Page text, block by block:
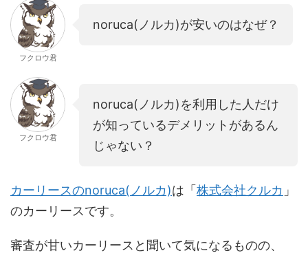
フクロウ君
noruca(ノルカ)が安いのはなぜ？
フクロウ君
noruca(ノルカ)を利用した人だけ
が知っているデメリットがあるん
じゃない？
カーリースのnoruca(ノルカ)は「 株式会社クルカ 」
のカーリースです。
審査が甘いカーリースと聞いて気になるものの、